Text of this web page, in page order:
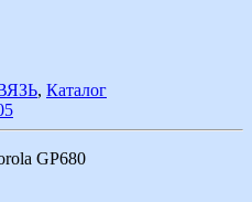
, Каталог
GP680